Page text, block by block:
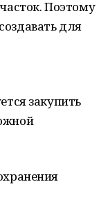
Поэтому
для
закупить